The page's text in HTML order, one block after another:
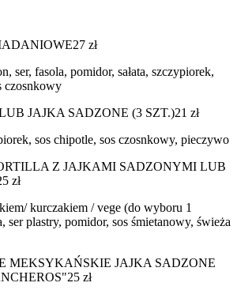
27 zł
ser, fasola, pomidor, sałata, szczypiorek,
czosnkowy
JAJKA SADZONE (3 SZT.)21 zł
sos chipotle, sos czosnkowy, pieczywo
Z JAJKAMI SADZONYMI LUB
zł
kurczakiem / vege (do wyboru 1
ser plastry, pomidor, sos śmietanowy, świeża
MEKSYKAŃSKIE JAJKA SADZONE
25 zł